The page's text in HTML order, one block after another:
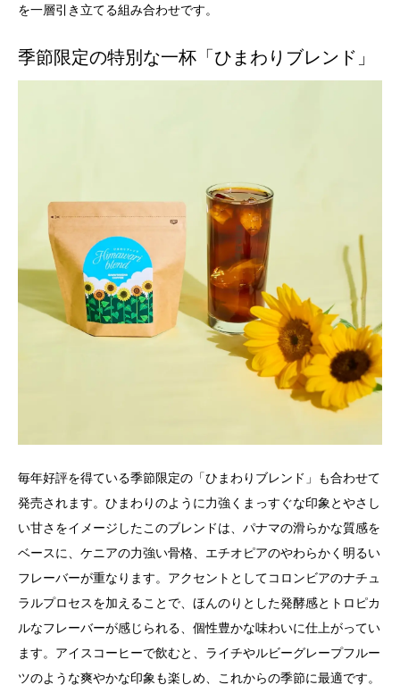
を一層引き立てる組み合わせです。
季節限定の特別な一杯「ひまわりブレンド」
毎年好評を得ている季節限定の「ひまわりブレンド」も合わせて
発売されます。ひまわりのように力強くまっすぐな印象とやさし
い甘さをイメージしたこのブレンドは、パナマの滑らかな質感を
ベースに、ケニアの力強い骨格、エチオピアのやわらかく明るい
フレーバーが重なります。アクセントとしてコロンビアのナチュ
ラルプロセスを加えることで、ほんのりとした発酵感とトロピカ
ルなフレーバーが感じられる、個性豊かな味わいに仕上がってい
ます。アイスコーヒーで飲むと、ライチやルビーグレープフルー
ツのような爽やかな印象も楽しめ、これからの季節に最適です。